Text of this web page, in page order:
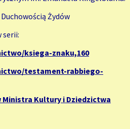
Żydów
serii:
ksiega-znaku,160
testament-rabbiego-
Ministra Kultury i Dziedzictwa